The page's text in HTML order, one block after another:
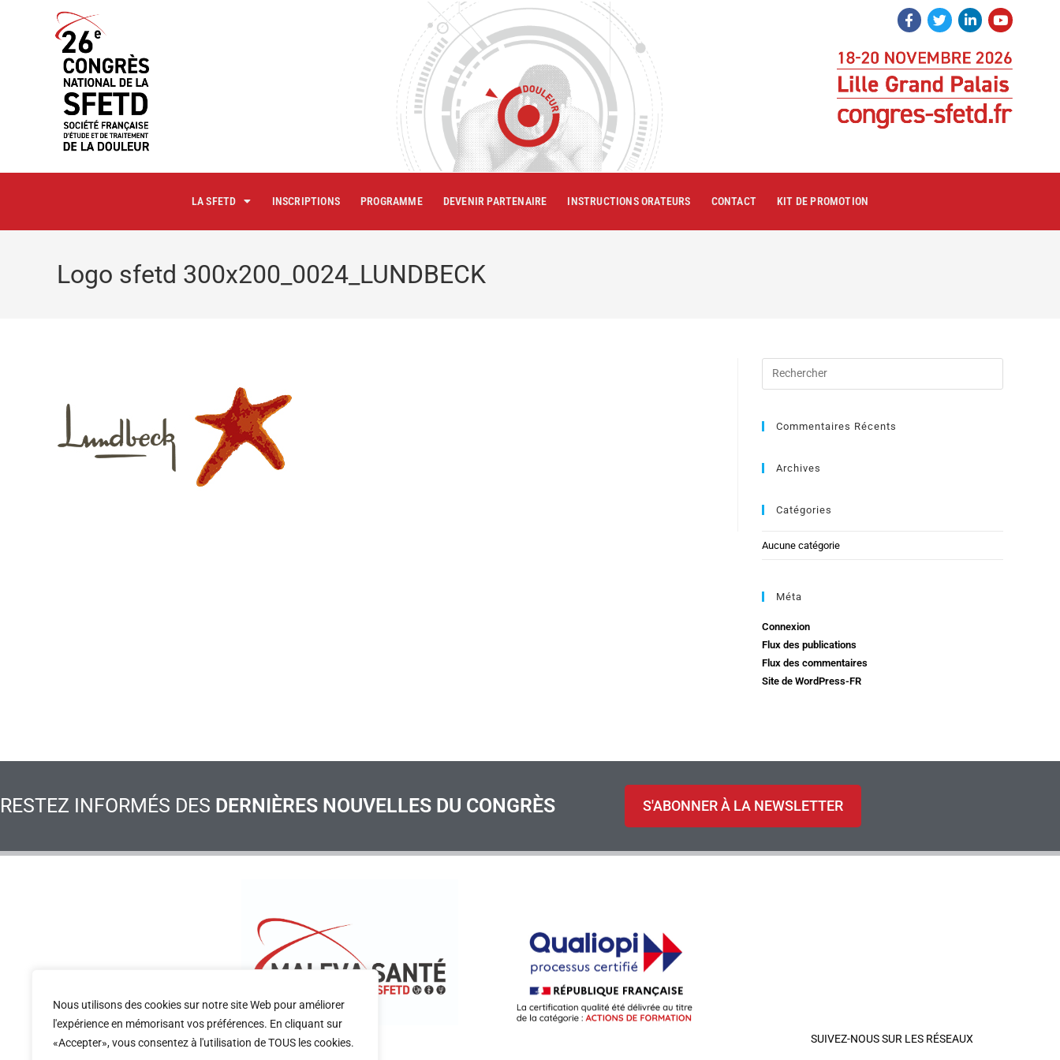
Nous utilisons des cookies sur notre site Web pour améliorer
l'expérience en mémorisant vos préférences. En cliquant sur
«Accepter», vous consentez à l'utilisation de TOUS les cookies.
LA SFETD INSCRIPTIONS PROGRAMME DEVENIR PARTENAIRE INSTRUCTIONS ORATEURS CONTACT KIT DE PROMOTION
Logo sfetd 300x200_0024_LUNDBECK
Commentaires Récents
Archives
Catégories
Aucune catégorie
Méta
Connexion
Flux des publications
Flux des commentaires
Site de WordPress-FR
RESTEZ INFORMÉS DES DERNIÈRES NOUVELLES DU CONGRÈS S'ABONNER À LA NEWSLETTER
CONSULTEZ LE RÈGLEMENT INTÉRIEUR DU CONGRÈS SUIVEZ-NOUS SUR LES RÉSEAUX